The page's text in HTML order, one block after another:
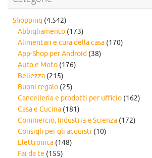
Shopping (4.542)
Abbigliamento (173)
Alimentari e cura della casa (170)
App-Shop per Android (38)
Auto e Moto (176)
Bellezza (215)
Buoni regalo (25)
Cancelleria e prodotti per ufficio (162)
Casa e Cucina (181)
Commercio, Industria e Scienza (172)
Consigli per gli acquisti (10)
Elettronica (148)
Fai da te (155)